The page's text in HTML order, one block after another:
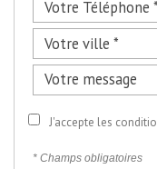
J'accepte les
* Champs obligatoires